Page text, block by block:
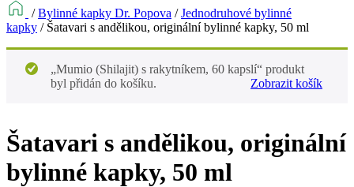
/Bylinné kapky Dr. Popova /Jednodruhové bylinné
kapky / Šatavari s andělikou, originální bylinné kapky, 50 ml
„Mumio (Shilajit) s rakytníkem, 60 kapslí“ produkt
byl přidán do košíku.
Zobrazit košík
Šatavari s andělikou, originální
bylinné kapky, 50 ml